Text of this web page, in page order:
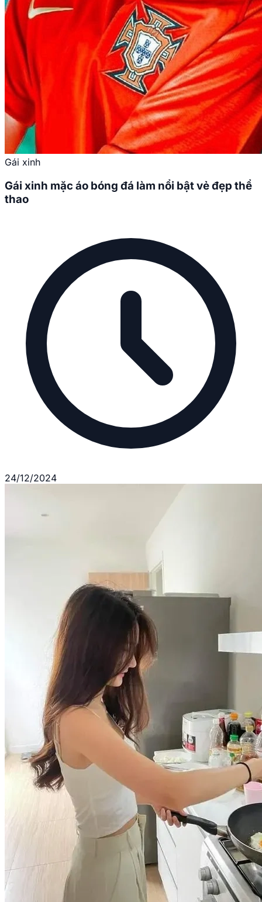
Gái xinh
Gái xinh mặc áo bóng đá làm nổi bật vẻ đẹp thể
thao
24/12/2024